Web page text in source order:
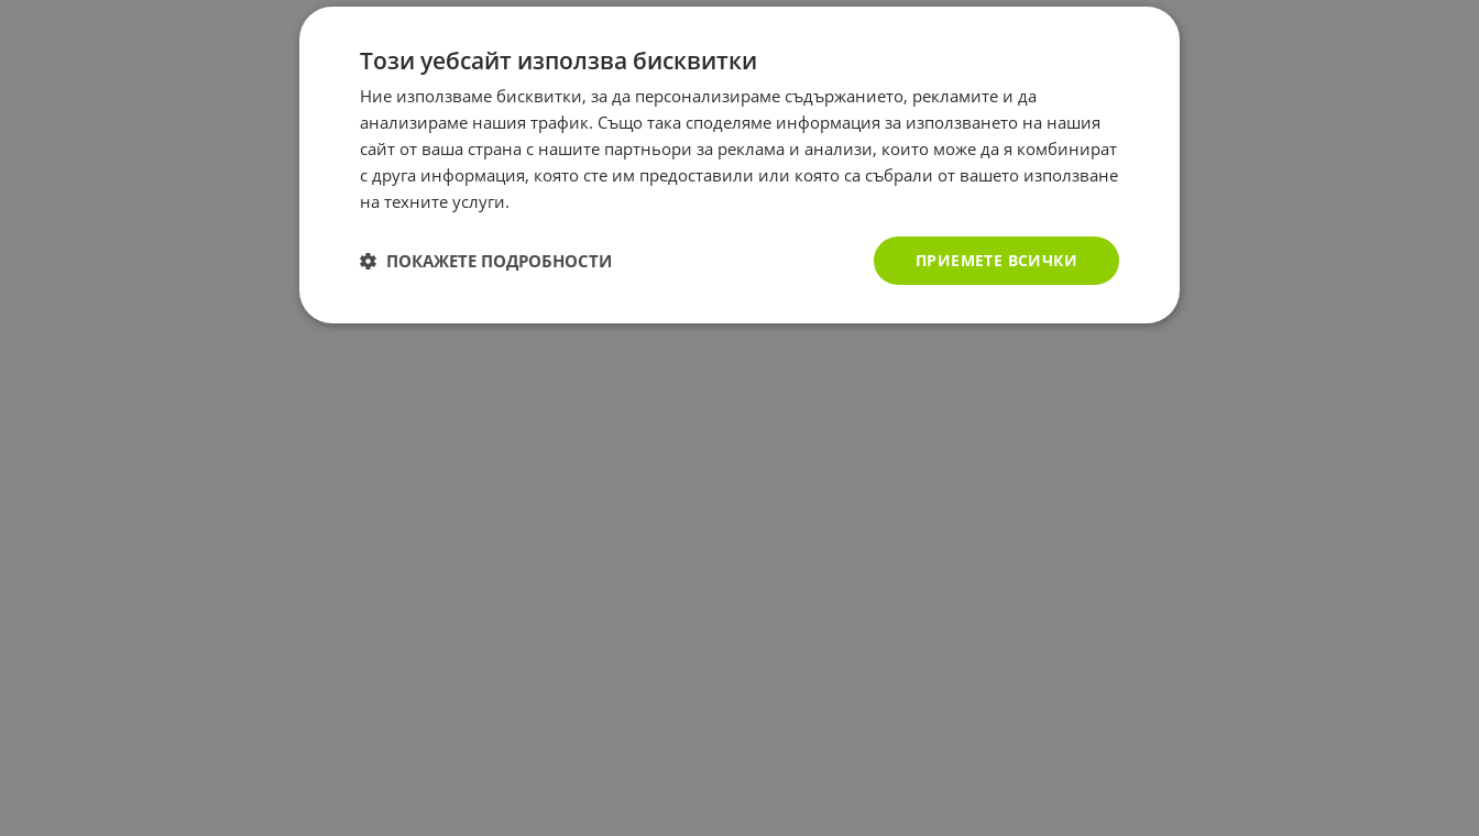
Този уебсайт използва бисквитки
Ние използваме бисквитки, за да персонализираме съдържанието, рекламите и да
анализираме нашия трафик. Също така споделяме информация за използването на нашия
сайт от ваша страна с нашите партньори за реклама и анализи, които може да я комбинират
с друга информация, която сте им предоставили или която са събрали от вашето използване
на техните услуги.
ПРИЕМЕТЕ ВСИЧКИ
ПОКАЖЕТЕ ПОДРОБНОСТИ